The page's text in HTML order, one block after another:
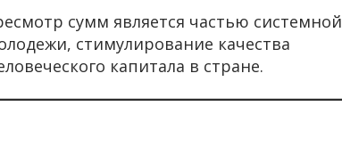
сумм является частью системной
стимулирование качества
капитала в стране.